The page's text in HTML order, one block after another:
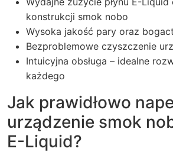
konstrukcji smok nobo
Wysoka jakość pary oraz
Bezproblemowe czyszczenie
Intuicyjna obsługa – idealne
każdego
Jak prawidłowo
urządzenie smok
E-Liquid?